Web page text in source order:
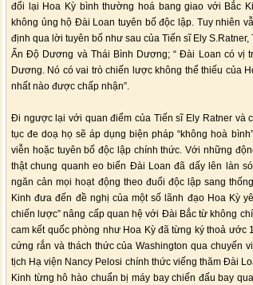
đổi lại Hoa Kỳ bình thường hoá bang giao với Bắc
không ủng hộ Đài Loan tuyên bố độc lập. Tuy nhiên
định qua lời tuyên bố như sau của Tiến sĩ Ely
Ấn Độ Dương và Thái Bình Dương; “ Đài Loan có vị
Dương. Nó có vai trò chiến lược không thể thiếu của
nhất nào được chấp nhận”.
Đi ngược lại với quan điểm của Tiến sĩ Ely Ratner và
tục đe doạ họ sẽ áp dụng biện pháp “không hoà
viễn hoặc tuyên bố độc lập chính thức. Với những
thật chung quanh eo biển Đài Loan đã dấy lên làn
ngăn cản mọi hoạt động theo đuổi độc lập sang
Kinh đưa đến đề nghị của một số lãnh đạo Hoa Kỳ
chiến lược” nâng cấp quan hệ với Đài Bắc từ không
cam kết quốc phòng như Hoa Kỳ đã từng ký thoả
cứng rắn và thách thức của Washington qua chuyến
tịch Hạ viện Nancy Pelosi chính thức viếng thăm Đài
Kinh từng hô hào chuẩn bị máy bay chiến đấu bay